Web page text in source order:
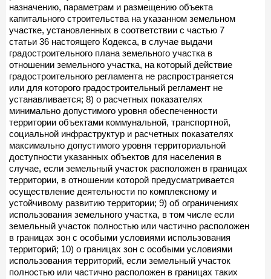
назначению, параметрам и размещению объекта
капитального строительства на указанном земельном
участке, установленных в соответствии с частью 7
статьи 36 настоящего Кодекса, в случае выдачи
градостроительного плана земельного участка в
отношении земельного участка, на который действие
градостроительного регламента не распространяется
или для которого градостроительный регламент не
устанавливается; 8) о расчетных показателях
минимально допустимого уровня обеспеченности
территории объектами коммунальной, транспортной,
социальной инфраструктур и расчетных показателях
максимально допустимого уровня территориальной
доступности указанных объектов для населения в
случае, если земельный участок расположен в границах
территории, в отношении которой предусматривается
осуществление деятельности по комплексному и
устойчивому развитию территории; 9) об ограничениях
использования земельного участка, в том числе если
земельный участок полностью или частично расположен
в границах зон с особыми условиями использования
территорий; 10) о границах зон с особыми условиями
использования территорий, если земельный участок
полностью или частично расположен в границах таких